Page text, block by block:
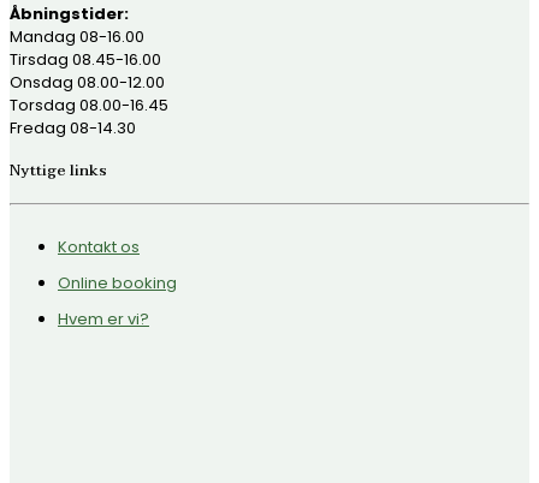
Åbningstider:
Mandag 08-16.00
Tirsdag 08.45-16.00
Onsdag 08.00-12.00
Torsdag 08.00-16.45
Fredag 08-14.30
Nyttige links
Kontakt os
Online booking
Hvem er vi?